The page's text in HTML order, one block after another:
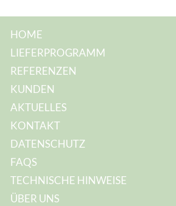
HOME
LIEFERPROGRAMM
REFERENZEN
KUNDEN
AKTUELLES
KONTAKT
DATENSCHUTZ
FAQS
TECHNISCHE HINWEISE
ÜBER UNS